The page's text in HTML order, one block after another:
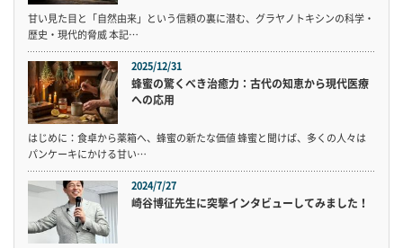
甘い見た目と「自然由来」という信頼の裏に潜む、グラヤノトキシンの科学・
歴史・現代的脅威 本記…
2025/12/31
蜂蜜の驚くべき治癒力：古代の知恵から現代医療
への応用
はじめに：食卓から薬箱へ、蜂蜜の新たな価値 蜂蜜と聞けば、多くの人々は
パンケーキにかける甘い…
2024/7/27
崎谷博征先生に突撃インタビューしてみました！